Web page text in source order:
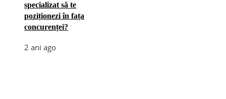
specializat să te
poziționezi în fața
concurenței?
2 ani ago